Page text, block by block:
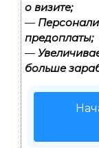
о визите;
—
предоплаты;
—
больше